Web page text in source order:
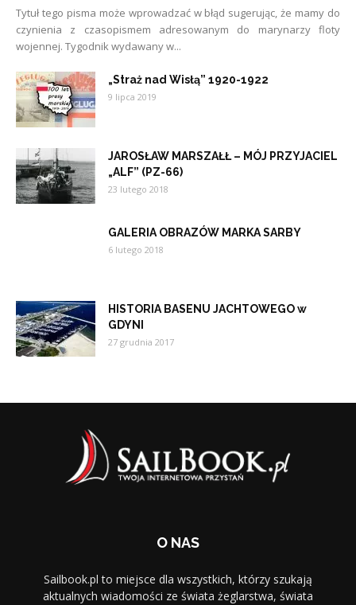
Tytuł tego pisma może wprowadzać w błąd sugerując, że mamy do
czynienia z czasopismem adresowanym do marynarzy floty
wojennej. Tygodnik wydawany w...
„Straż nad Wisłą” 1920-1922
9 lipca 2019
JAROSŁAW MARSZAŁŁ – MÓJ PRZYJACIEL
„ALF” (PZ-66)
23 lutego 2018
GALERIA OBRAZÓW MARKA SARBY
6 lutego 2018
HISTORIA BASENU JACHTOWEGO w
GDYNI
27 grudnia 2017
O NAS
Sailbook.pl to miejsce dla wszystkich, którzy szukają
aktualnych wiadomości ze świata żeglarstwa, świata